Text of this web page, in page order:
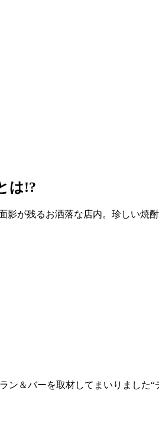
は!?
が残るお洒落な店内。珍しい焼
＆バーを取材してまいりました